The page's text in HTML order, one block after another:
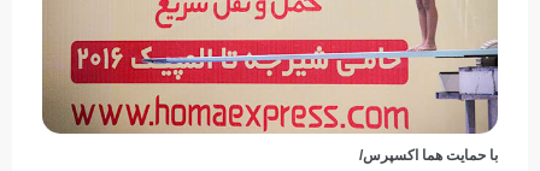
با حمایت هما اکسپرس/